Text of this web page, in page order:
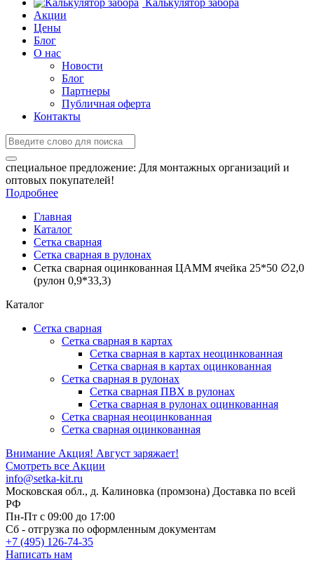
Калькулятор забора
Акции
Цены
Блог
О нас
Новости
Блог
Партнеры
Публичная оферта
Контакты
специальное предложение: Для монтажных организаций и
оптовых покупателей!
Подробнее
Главная
Каталог
Сетка сварная
Сетка сварная в рулонах
Сетка сварная оцинкованная ЦАММ ячейка 25*50 ∅2,0
(рулон 0,9*33,3)
Каталог
Сетка сварная
Сетка сварная в картах
Сетка сварная в картах неоцинкованная
Сетка сварная в картах оцинкованная
Сетка сварная в рулонах
Cетка сварная ПВХ в рулонах
Сетка сварная в рулонах оцинкованная
Сетка сварная неоцинкованная
Сетка сварная оцинкованная
Внимание Акция! Август заряжает!
Смотреть все Акции
info@setka-kit.ru
Московская обл., д. Калиновка (промзона) Доставка по всей
РФ
Пн-Пт с 09:00 до 17:00
Сб - отгрузка по оформленным документам
+7 (495) 126-74-35
Написать нам